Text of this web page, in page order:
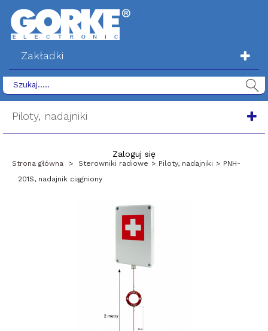
Zakładki
Piloty, nadajniki
Zaloguj się
Strona główna > Sterowniki radiowe > Piloty, nadajniki > PNH-
201S, nadajnik ciągniony